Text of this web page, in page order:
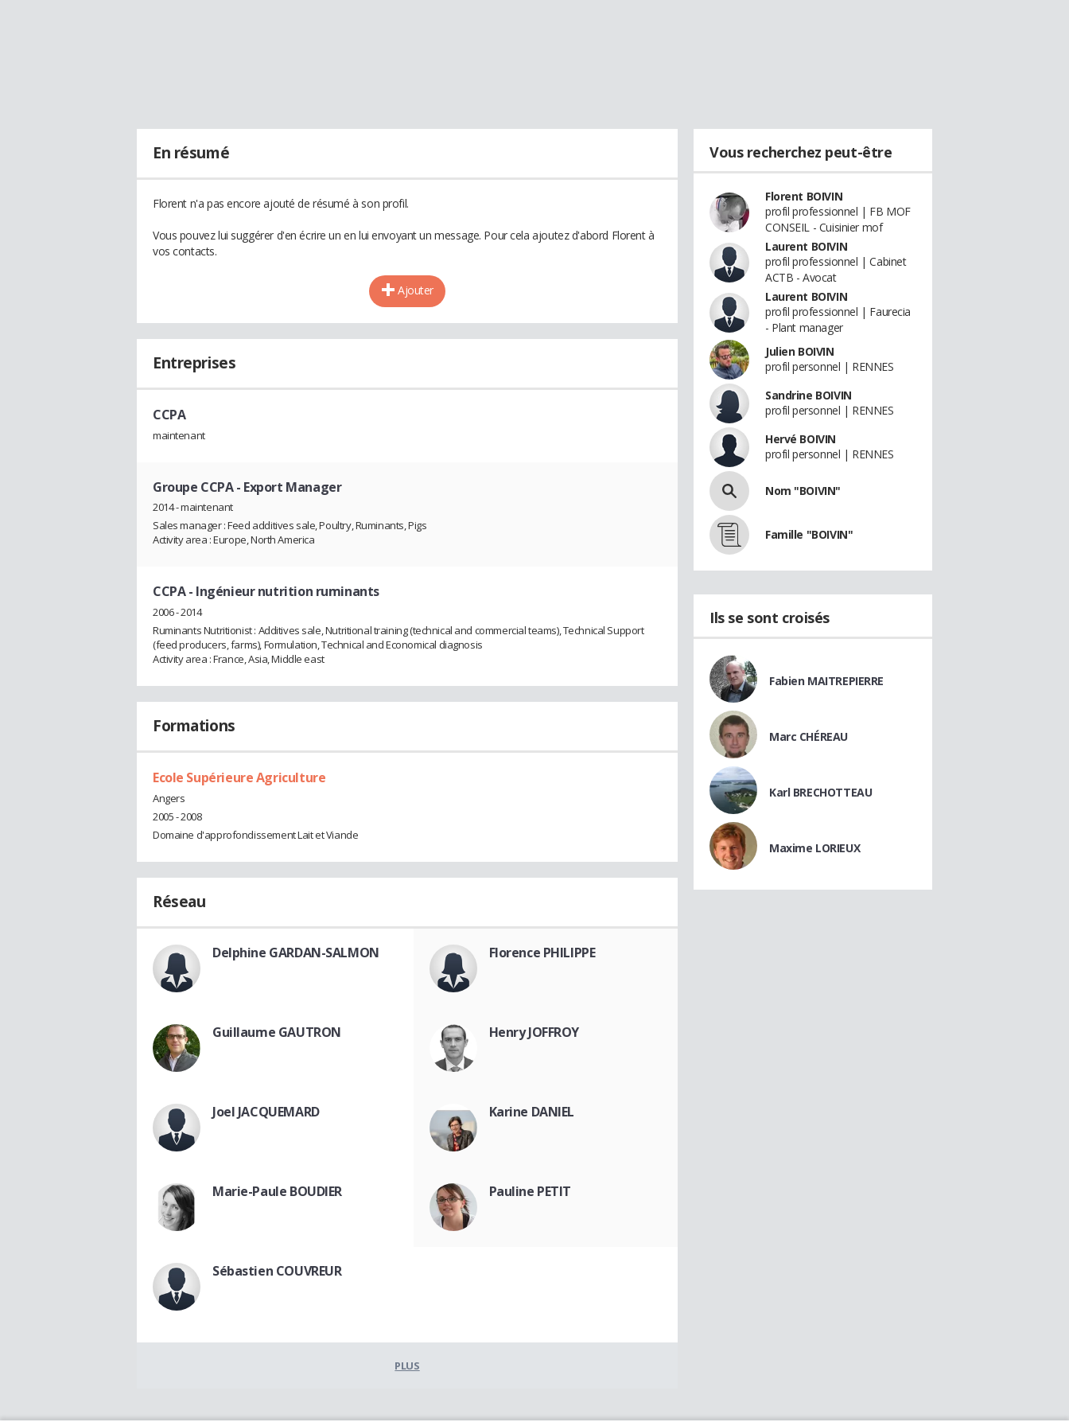
En résumé
Florent n'a pas encore ajouté de résumé à son profil.
Vous pouvez lui suggérer d'en écrire un en lui envoyant un message. Pour cela ajoutez d'abord Florent à
vos contacts.
Ajouter
Entreprises
CCPA
maintenant
Groupe CCPA- Export Manager
2014 - maintenant
Sales manager : Feed additives sale, Poultry, Ruminants, Pigs
Activity area : Europe, North America
CCPA- Ingénieur nutrition ruminants
2006 - 2014
Ruminants Nutritionist : Additives sale, Nutritional training (technical and commercial teams), Technical Support
(feed producers, farms), Formulation, Technical and Economical diagnosis
Activity area : France, Asia, Middle east
Formations
Ecole Supérieure Agriculture
Angers
2005 - 2008
Domaine d'approfondissement Lait et Viande
Réseau
Delphine GARDAN-SALMON Florence PHILIPPE
Guillaume GAUTRON Henry JOFFROY
Joel JACQUEMARD Karine DANIEL
Marie-Paule BOUDIER Pauline PETIT
Sébastien COUVREUR
PLUS
Vous recherchez peut-être
Florent BOIVIN
profil professionnel | FB MOF
CONSEIL - Cuisinier mof
Laurent BOIVIN
profil professionnel | Cabinet
ACTB - Avocat
Laurent BOIVIN
profil professionnel | Faurecia
- Plant manager
Julien BOIVIN
profil personnel | RENNES
Sandrine BOIVIN
profil personnel | RENNES
Hervé BOIVIN
profil personnel | RENNES
Nom "BOIVIN"
Famille "BOIVIN"
Ils se sont croisés
Fabien MAITREPIERRE
Marc CHÉREAU
Karl BRECHOTTEAU
Maxime LORIEUX